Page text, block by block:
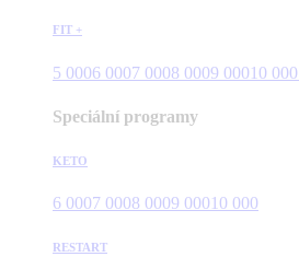
FIT +
5 0006 0007 0008 0009 00010 000
Speciální programy
KETO
6 0007 0008 0009 00010 000
RESTART